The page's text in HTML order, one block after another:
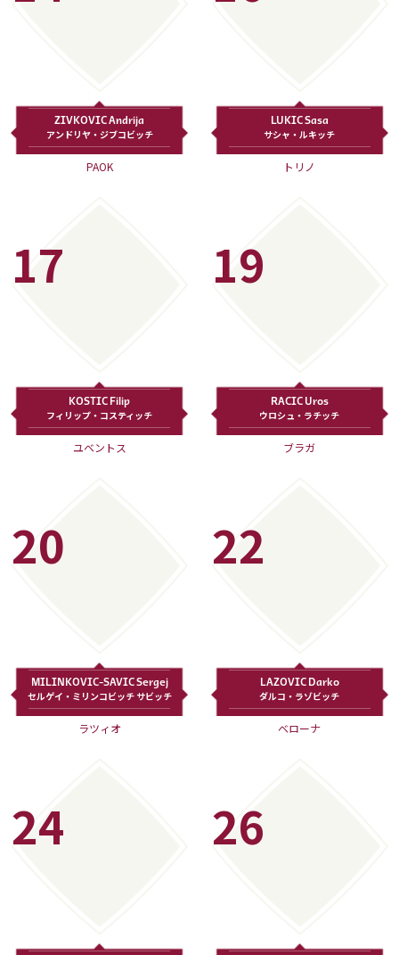
ZIVKOVIC Andrija
アンドリヤ・ジブコビッチ
PAOK
LUKIC Sasa
サシャ・ルキッチ
トリノ
17
KOSTIC Filip
フィリップ・コスティッチ
ユベントス
19
RACIC Uros
ウロシュ・ラチッチ
ブラガ
20
MILINKOVIC-SAVIC Sergej
セルゲイ・ミリンコビッチ サビッチ
ラツィオ
22
LAZOVIC Darko
ダルコ・ラゾビッチ
ベローナ
24 26